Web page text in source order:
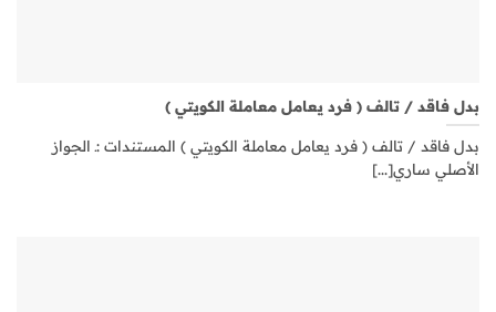
بدل فاقد / تالف ( فرد يعامل معاملة الكويتي )
بدل فاقد / تالف ( فرد يعامل معاملة الكويتي ) المستندات :ـ الجواز
الأصلي ساري[...]